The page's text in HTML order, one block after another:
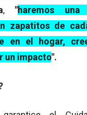
, "haremos una
zapatitos de
en el hogar,
un impacto".